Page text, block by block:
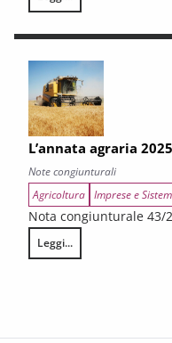
LA CONGIUNTURA DEI
L’annata agraria
Note congiunturali
Agricoltura Imprese e
Nota congiunturale 43/
Leggi...
L’annata agraria 2025 in